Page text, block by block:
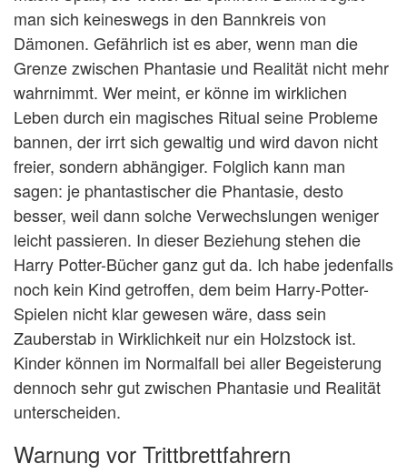
man sich keineswegs in den Bannkreis von
Dämonen. Gefährlich ist es aber, wenn man die
Grenze zwischen Phantasie und Realität nicht mehr
wahrnimmt. Wer meint, er könne im wirklichen
Leben durch ein magisches Ritual seine Probleme
bannen, der irrt sich gewaltig und wird davon nicht
freier, sondern abhängiger. Folglich kann man
sagen: je phantastischer die Phantasie, desto
besser, weil dann solche Verwechslungen weniger
leicht passieren. In dieser Beziehung stehen die
Harry Potter-Bücher ganz gut da. Ich habe jedenfalls
noch kein Kind getroffen, dem beim Harry-Potter-
Spielen nicht klar gewesen wäre, dass sein
Zauberstab in Wirklichkeit nur ein Holzstock ist.
Kinder können im Normalfall bei aller Begeisterung
dennoch sehr gut zwischen Phantasie und Realität
unterscheiden.
Warnung vor Trittbrettfahrern